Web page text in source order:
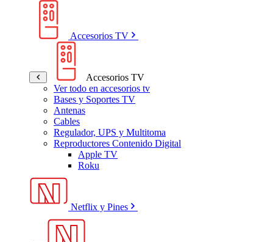
Accesorios TV
Accesorios TV
Ver todo en accesorios tv
Bases y Soportes TV
Antenas
Cables
Regulador, UPS y Multitoma
Reproductores Contenido Digital
Apple TV
Roku
Netflix y Pines